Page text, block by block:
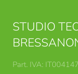
STUDIO
Part. IVA: